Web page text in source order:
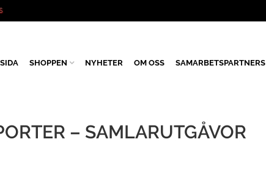
SHOPPEN NYHETER OM OSS SAMARBETSPARTNERS
– SAMLARUTGÅVOR